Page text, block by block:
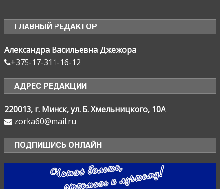
ГЛАВНЫЙ РЕДАКТОР
Александра Васильевна Джежора
+375-17-311-16-12
АДРЕС РЕДАКЦИИ
220013, г. Минск, ул. Б. Хмельницкого, 10А
zorka60@mail.ru
ПОДПИШИСЬ ОНЛАЙН